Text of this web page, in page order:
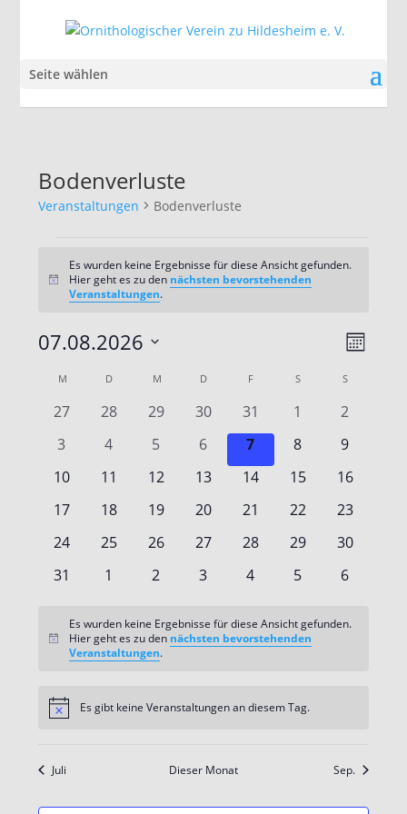
Seite wählen
Bodenverluste
Veranstaltungen Bodenverluste
Hinweis
Es wurden keine Ergebnisse für diese Ansicht gefunden.
Hier geht es zu den nächsten bevorstehenden
Veranstaltungen.
Monat
07.08.2026
wählen.
Kalender
von
M MONTAGD DIENSTAG
M MITTWOCH
D DONNERSTAG
FFREITAG SSAMSTAGSSONNTAG
0
27
0
28
0
Veranstaltungen
29
0
Veranstaltungen
30
0
Veranstaltungen
31
0
1
0
2
0
3
0
4
0
Veranstaltungen
5
0
Veranstaltungen
6
0
Veranstaltungen
7
0
8
0
9
0
10
0
11
0
12
0
13
0
14
0
15
0
16
0
17
0
18
0
19
0
20
0
21
0
22
0
23
0
24
0
25
0
26
0
27
0
28
0
29
0
30
0
31
0
1
0
2
0
3
0
4
0
5
0
6
Hinweis
Es wurden keine Ergebnisse für diese Ansicht gefunden.
Hier geht es zu den nächsten bevorstehenden
Veranstaltungen.
HinweisEs gibt keine Veranstaltungen an diesem Tag.
Juli Dieser Monat Sep.